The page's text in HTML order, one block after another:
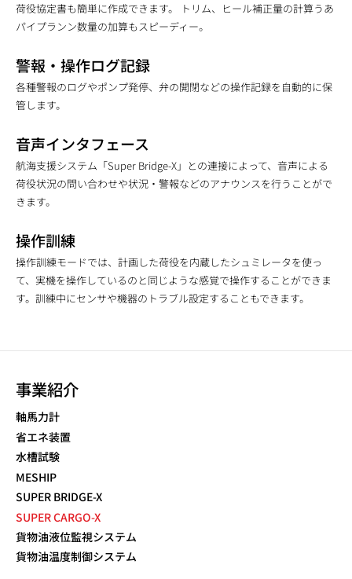
荷役協定書も簡単に作成できます。 トリム、ヒール補正量の計算うあ
パイプランン数量の加算もスピーディー。
警報・操作ログ記録
各種警報のログやポンプ発停、弁の開閉などの操作記録を自動的に保
管します。
音声インタフェース
航海支援システム「Super Bridge-X」との連接によって、音声による
荷役状況の問い合わせや状況・警報などのアナウンスを行うことがで
きます。
操作訓練
操作訓練モードでは、計画した荷役を内蔵したシュミレータを使っ
て、実機を操作しているのと同じような感覚で操作することができま
す。訓練中にセンサや機器のトラブル設定することもできます。
事業紹介
軸馬力計
省エネ装置
水槽試験
MESHIP
SUPER BRIDGE-X
SUPER CARGO-X
貨物油液位監視システム
貨物油温度制御システム